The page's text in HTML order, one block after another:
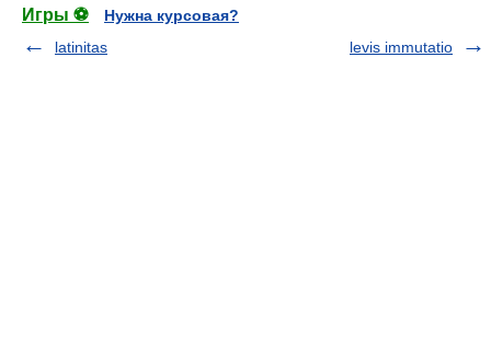
Игры ⚽
Нужна курсовая?
latinitas
levis immutatio